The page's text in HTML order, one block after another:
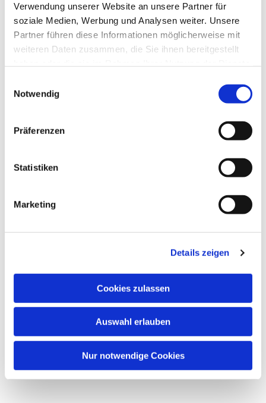
Verwendung unserer Website an unsere Partner für
soziale Medien, Werbung und Analysen weiter. Unsere
Partner führen diese Informationen möglicherweise mit
weiteren Daten zusammen, die Sie ihnen bereitgestellt
Notwendig
Präferenzen
Statistiken
Marketing
Details zeigen
Cookies zulassen
Auswahl erlauben
Nur notwendige Cookies
interessieren